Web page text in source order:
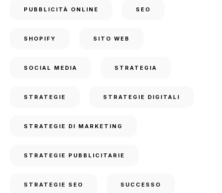
PUBBLICITÀ ONLINE SEO
SHOPIFY SITO WEB
SOCIAL MEDIA STRATEGIA
STRATEGIE STRATEGIE DIGITALI
STRATEGIE DI MARKETING
STRATEGIE PUBBLICITARIE
STRATEGIE SEO SUCCESSO